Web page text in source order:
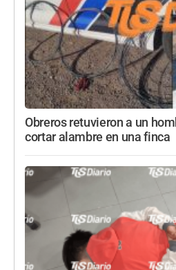
Obreros retuvieron a un
cortar alambre en una finca